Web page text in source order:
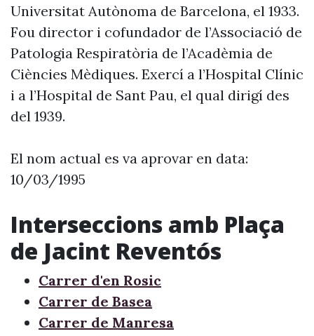
Universitat Autònoma de Barcelona, el 1933.
Fou director i cofundador de l’Associació de
Patologia Respiratòria de l’Acadèmia de
Ciències Mèdiques. Exercí a l’Hospital Clínic
i a l’Hospital de Sant Pau, el qual dirigí des
del 1939.
El nom actual es va aprovar en data:
10/03/1995
Interseccions amb Plaça
de Jacint Reventós
Carrer d'en Rosic
Carrer de Basea
Carrer de Manresa